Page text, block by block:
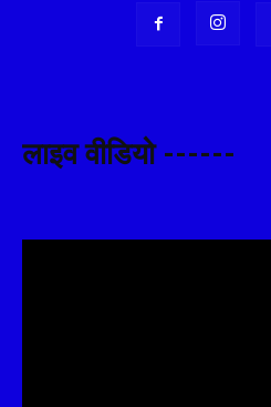
लाइव वीडियो ------